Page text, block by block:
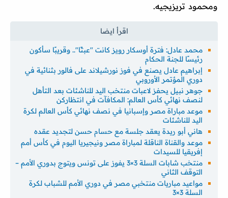
ومحمود تريزيجيه.
محمد عادل: فترة أوسكار رويز كانت "عبثًا".. وقريبًا سأكون
رئيسًا للجنة الحكام
إبراهيم عادل يصنع في فوز نورشيلاند على فالور بثنائية في
دوري المؤتمر الأوروبي
جوهر نبيل يحفز لاعبات منتخب اليد للناشئات بعد التأهل
لنصف نهائي كأس العالم: المكافآت في انتظاركن
موعد مباراة مصر وإسبانيا في نصف نهائي كأس العالم لكرة
اليد للناشئات
هاني أبو ريدة يعقد جلسة مع حسام حسن لتجديد عقده
موعد والقناة الناقلة لمباراة مصر ونيجيريا اليوم في كأس أمم
إفريقيا للسيدات
منتخب شابات السلة 3×3 يفوز على تونس ويتوج بدوري الأمم –
التوقف الثاني
مواعيد مباريات منتخبي مصر في دوري الأمم للشباب لكرة
السلة 3×3